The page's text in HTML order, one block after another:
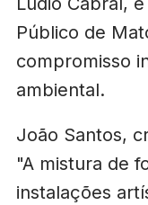
Público de
compromisso
ambiental.
João Santos,
"A mistura de
instalações